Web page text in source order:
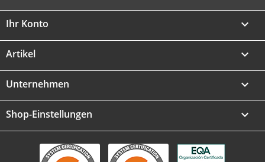
Ihr Konto 
Artikel 
Unternehmen 
Shop-Einstellungen keyboard_arrow_down